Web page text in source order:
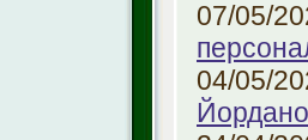
07/05/
04/05/